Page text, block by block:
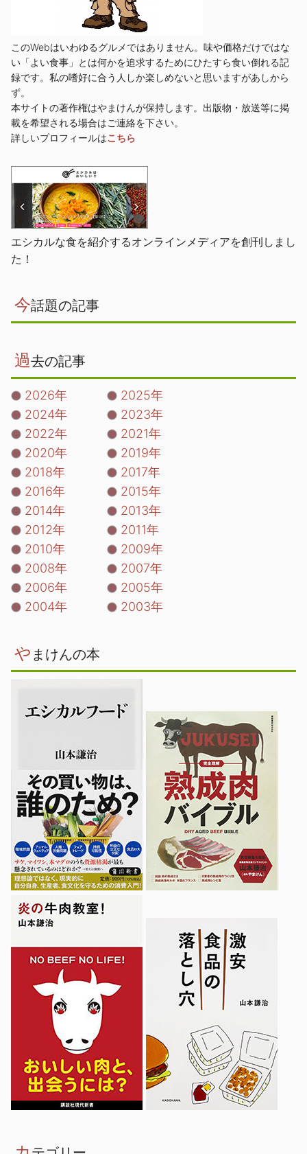
このWebはいわゆるグルメではありません。味や価格だけではな
い「よい食事」とは何かを追求するためにひたすら食い倒れる記
録です。私の嗜好に合う人しか楽しめないと思いますがあしから
ず。
本サイトの著作権はやまけんが保持します。出版物・放送等に掲
載を希望される場合はご連絡を下さい。
詳しいプロフィールはこちら
エシカルな食を紹介するオンラインメディアを創刊しまし
た！
今話題の記事
過去の記事
2026年
2025年
2024年
2023年
2022年
2021年
2020年
2019年
2018年
2017年
2016年
2015年
2014年
2013年
2012年
2011年
2010年
2009年
2008年
2007年
2006年
2005年
2004年
2003年
や まけんの本